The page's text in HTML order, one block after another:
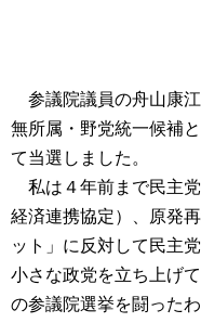
参議院議員の舟山康江
無所属・野党統一候補
て当選しました。
私は４年前まで民主
経済連携協定）、原発
ット」に反対して民主
小さな政党を立ち上げ
の参議院選挙を闘った